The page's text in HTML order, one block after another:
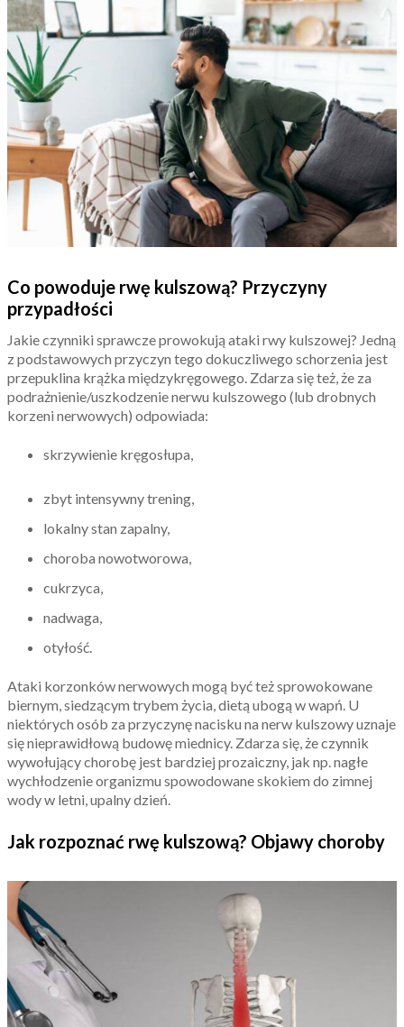
Co powoduje rwę kulszową? Przyczyny
przypadłości
Jakie czynniki sprawcze prowokują ataki rwy kulszowej? Jedną
z podstawowych przyczyn tego dokuczliwego schorzenia jest
przepuklina krążka międzykręgowego. Zdarza się też, że za
podrażnienie/uszkodzenie nerwu kulszowego (lub drobnych
korzeni nerwowych) odpowiada:
skrzywienie kręgosłupa,
zbyt intensywny trening,
lokalny stan zapalny,
choroba nowotworowa,
cukrzyca,
nadwaga,
otyłość.
Ataki korzonków nerwowych mogą być też sprowokowane
biernym, siedzącym trybem życia, dietą ubogą w wapń. U
niektórych osób za przyczynę nacisku na nerw kulszowy uznaje
się nieprawidłową budowę miednicy. Zdarza się, że czynnik
wywołujący chorobę jest bardziej prozaiczny, jak np. nagłe
wychłodzenie organizmu spowodowane skokiem do zimnej
wody w letni, upalny dzień.
Jak rozpoznać rwę kulszową? Objawy choroby